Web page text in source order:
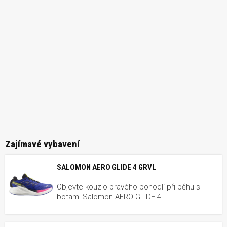
Zajímavé vybavení
SALOMON AERO GLIDE 4 GRVL
Objevte kouzlo pravého pohodlí při běhu s
botami Salomon AERO GLIDE 4!